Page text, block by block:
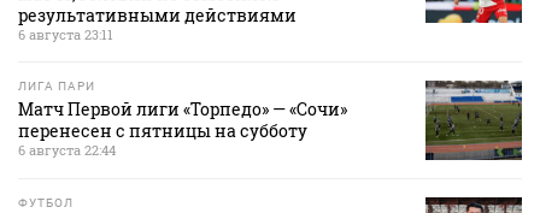
результативными действиями
6 августа 23:11
ЛИГА ПАРИ
Матч Первой лиги «Торпедо» — «Сочи»
перенесен с пятницы на субботу
6 августа 22:44
ФУТБОЛ